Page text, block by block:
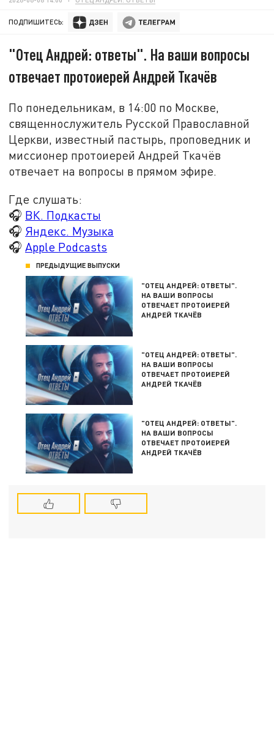
ПОДПИШИТЕСЬ:
"Отец Андрей: ответы". На ваши вопросы
отвечает протоиерей Андрей Ткачёв
По понедельникам, в 14:00 по Москве,
священнослужитель Русской Православной
Церкви, известный пастырь, проповедник и
миссионер протоиерей Андрей Ткачёв
отвечает на вопросы в прямом эфире.
Где слушать:
🎧 ВК. Подкасты
🎧 Яндекс. Музыка
🎧 Apple Podcasts
ПРЕДЫДУЩИЕ ВЫПУСКИ
"ОТЕЦ АНДРЕЙ: ОТВЕТЫ".
НА ВАШИ ВОПРОСЫ
ОТВЕЧАЕТ ПРОТОИЕРЕЙ
АНДРЕЙ ТКАЧЁВ
"ОТЕЦ АНДРЕЙ: ОТВЕТЫ".
НА ВАШИ ВОПРОСЫ
ОТВЕЧАЕТ ПРОТОИЕРЕЙ
АНДРЕЙ ТКАЧЁВ
"ОТЕЦ АНДРЕЙ: ОТВЕТЫ".
НА ВАШИ ВОПРОСЫ
ОТВЕЧАЕТ ПРОТОИЕРЕЙ
АНДРЕЙ ТКАЧЁВ